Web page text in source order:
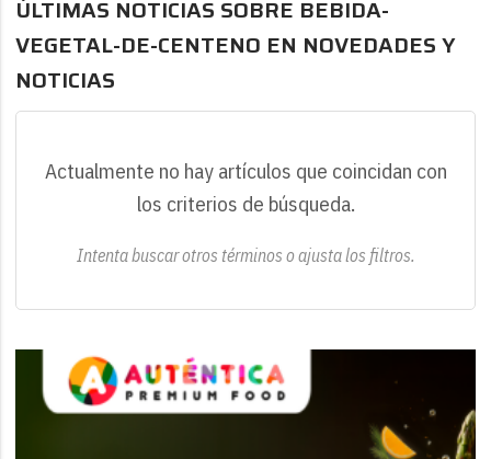
ÚLTIMAS NOTICIAS SOBRE BEBIDA-
VEGETAL-DE-CENTENO EN NOVEDADES Y
NOTICIAS
Actualmente no hay artículos que coincidan con
los criterios de búsqueda.
Intenta buscar otros términos o ajusta los filtros.